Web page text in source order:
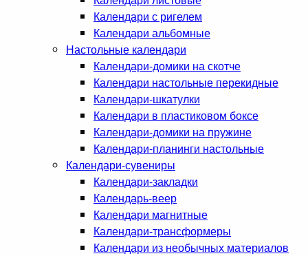
Календари с ригелем
Календари альбомные
Настольные календари
Календари-домики на скотче
Календари настольные перекидные
Календари-шкатулки
Календари в пластиковом боксе
Календари-домики на пружине
Календари-планинги настольные
Календари-сувениры
Календари-закладки
Календарь-веер
Календари магнитные
Календари-трансформеры
Календари из необычных материалов